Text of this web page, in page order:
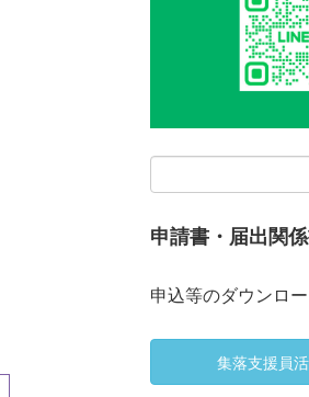
申請書・届出関
申込等のダウンロ
集落支援員